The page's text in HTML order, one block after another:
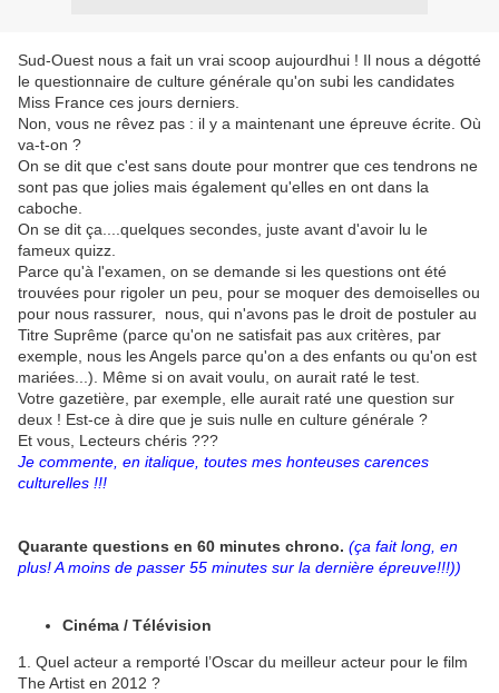
Sud-Ouest nous a fait un vrai scoop aujourdhui ! Il nous a dégotté
le questionnaire de culture générale qu'on subi les candidates
Miss France ces jours derniers.
Non, vous ne rêvez pas : il y a maintenant une épreuve écrite. Où
va-t-on ?
On se dit que c'est sans doute pour montrer que ces tendrons ne
sont pas que jolies mais également qu'elles en ont dans la
caboche.
On se dit ça....quelques secondes, juste avant d'avoir lu le
fameux quizz.
Parce qu'à l'examen, on se demande si les questions ont été
trouvées pour rigoler un peu, pour se moquer des demoiselles ou
pour nous rassurer, nous, qui n'avons pas le droit de postuler au
Titre Suprême (parce qu'on ne satisfait pas aux critères, par
exemple, nous les Angels parce qu'on a des enfants ou qu'on est
mariées...). Même si on avait voulu, on aurait raté le test.
Votre gazetière, par exemple, elle aurait raté une question sur
deux ! Est-ce à dire que je suis nulle en culture générale ?
Et vous, Lecteurs chéris ???
Je commente, en italique, toutes mes honteuses carences
culturelles !!!
Quarante questions en 60 minutes chrono. (ça fait long, en
plus! A moins de passer 55 minutes sur la dernière épreuve!!!))
Cinéma / Télévision
1. Quel acteur a remporté l’Oscar du meilleur acteur pour le film
The Artist en 2012 ?